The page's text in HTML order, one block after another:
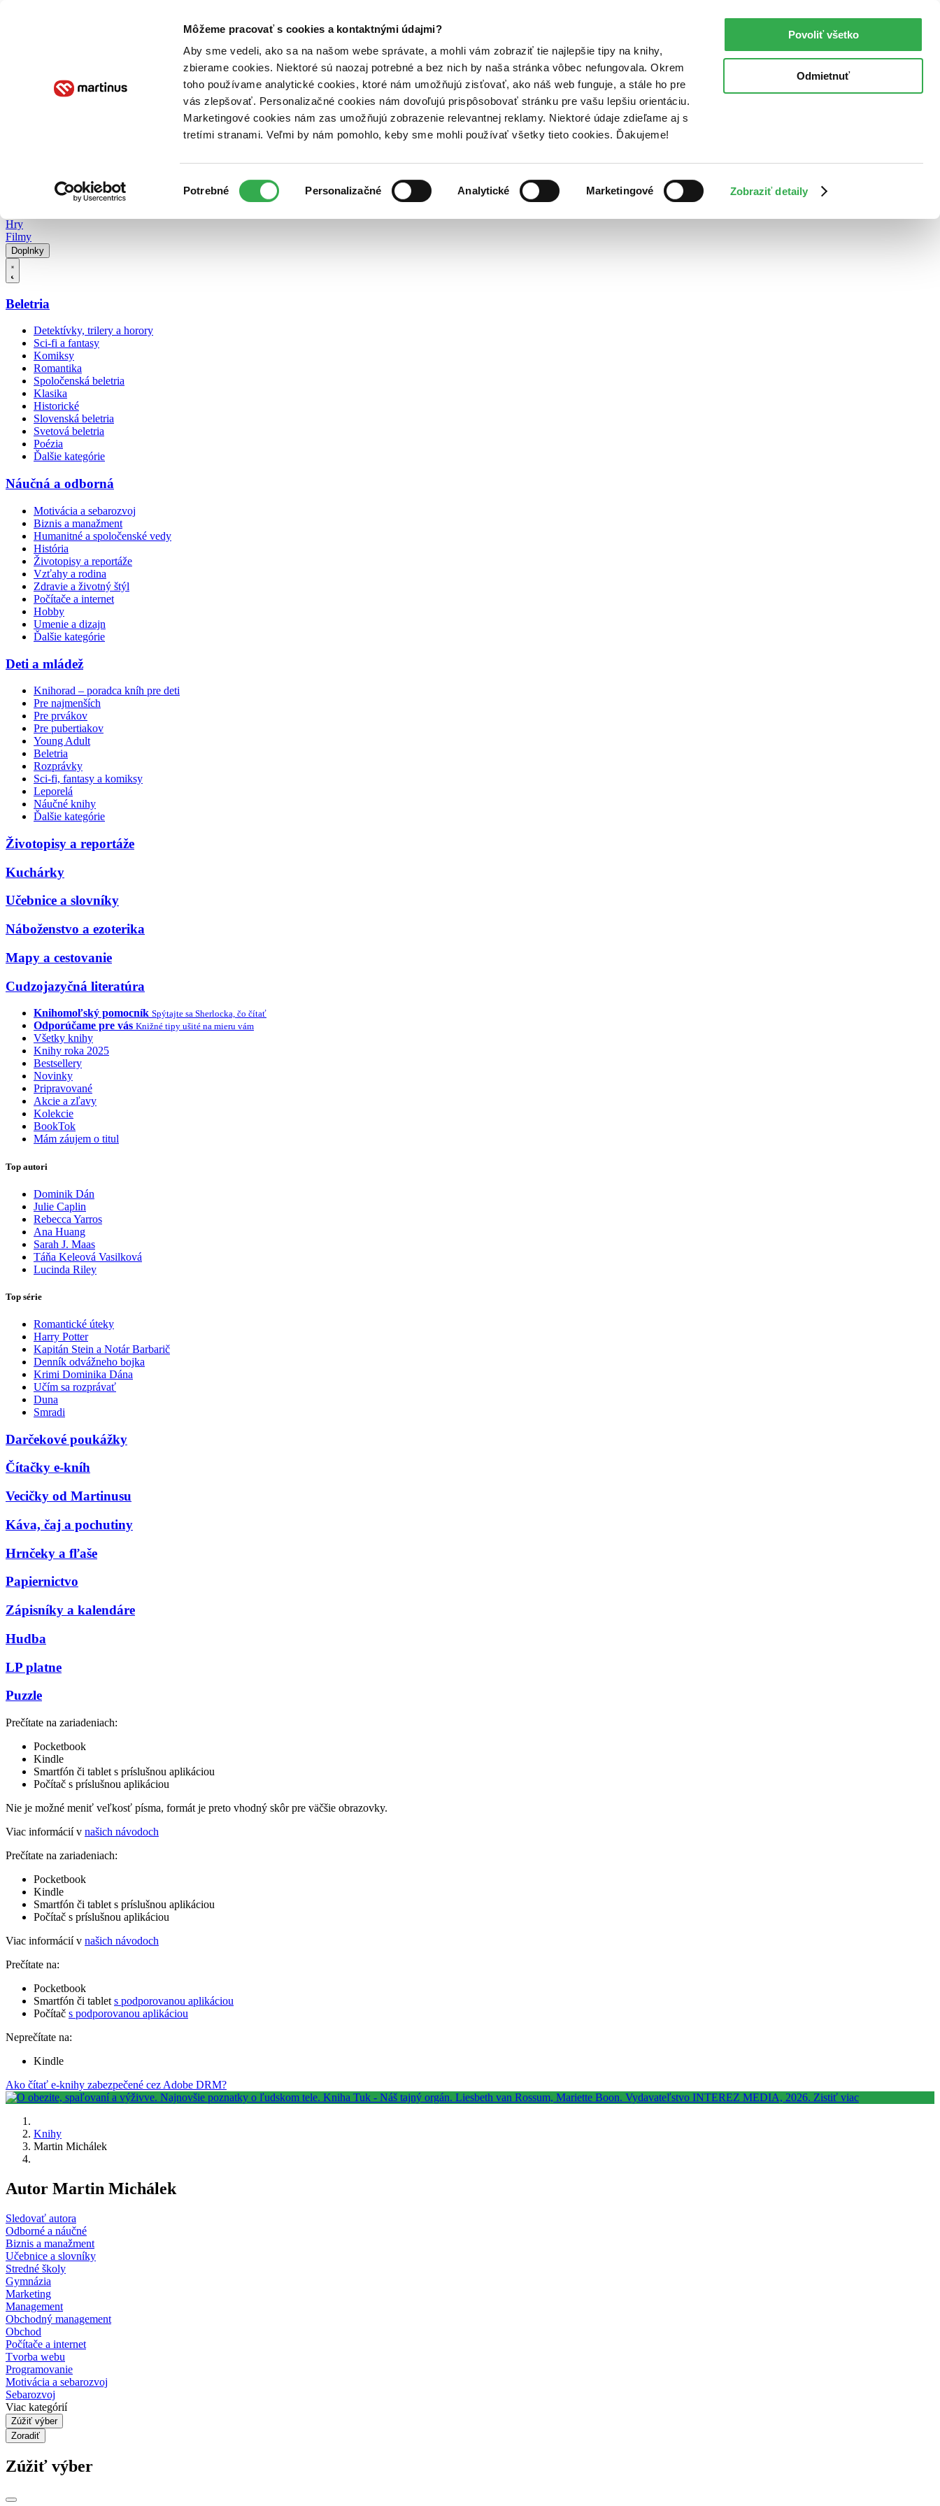
Môžeme pracovať s cookies a kontaktnými údajmi?
Aby sme vedeli, ako sa na našom webe správate, a mohli vám zobraziť tie najlepšie tipy na knihy,
zbierame cookies. Niektoré sú naozaj potrebné a bez nich by naša stránka vôbec nefungovala. Okrem
toho používame analytické cookies, ktoré nám umožňujú zisťovať, ako náš web funguje, a stále ho pre
vás zlepšovať. Personalizačné cookies nám dovoľujú prispôsobovať stránku pre vašu lepšiu orientáciu.
Marketingové cookies nám zas umožňujú zobrazenie relevantnej reklamy. Niektoré údaje zdieľame aj s
tretími stranami. Veľmi by nám pomohlo, keby sme mohli používať všetky tieto cookies. Ďakujeme!
súhlasu
Potrebné Personalizačné Analytické Marketingové Zobraziť detaily
Povoliť všetko
Odmietnuť
Poukážky Kontakt
Hry
Filmy
Doplnky
Beletria
Detektívky, trilery a horory
Sci-fi a fantasy
Komiksy
Romantika
Spoločenská beletria
Klasika
Historické
Slovenská beletria
Svetová beletria
Poézia
Ďalšie kategórie
Náučná a odborná
Motivácia a sebarozvoj
Biznis a manažment
Humanitné a spoločenské vedy
História
Životopisy a reportáže
Vzťahy a rodina
Zdravie a životný štýl
Počítače a internet
Hobby
Umenie a dizajn
Ďalšie kategórie
Deti a mládež
Knihorad – poradca kníh pre deti
Pre najmenších
Pre prvákov
Pre pubertiakov
Young Adult
Beletria
Rozprávky
Sci-fi, fantasy a komiksy
Leporelá
Náučné knihy
Ďalšie kategórie
Životopisy a reportáže
Kuchárky
Učebnice a slovníky
Náboženstvo a ezoterika
Mapy a cestovanie
Cudzojazyčná literatúra
Knihomoľský pomocník Spýtajte sa Sherlocka, čo čítať
Odporúčame pre vás Knižné tipy ušité na mieru vám
Všetky knihy
Knihy roka 2025
Bestsellery
Novinky
Pripravované
Akcie a zľavy
Kolekcie
BookTok
Mám záujem o titul
Top autori
Dominik Dán
Julie Caplin
Rebecca Yarros
Ana Huang
Sarah J. Maas
Táňa Keleová Vasilková
Lucinda Riley
Top série
Romantické úteky
Harry Potter
Kapitán Stein a Notár Barbarič
Denník odvážneho bojka
Krimi Dominika Dána
Učím sa rozprávať
Duna
Smradi
Darčekové poukážky
Čítačky e-kníh
Vecičky od Martinusu
Káva, čaj a pochutiny
Hrnčeky a fľaše
Papiernictvo
Zápisníky a kalendáre
Hudba
LP platne
Puzzle
Prečítate na zariadeniach:
Pocketbook
Kindle
Smartfón či tablet s príslušnou aplikáciou
Počítač s príslušnou aplikáciou
Nie je možné meniť veľkosť písma, formát je preto vhodný skôr pre väčšie obrazovky.
Viac informácií v našich návodoch
Prečítate na zariadeniach:
Pocketbook
Kindle
Smartfón či tablet s príslušnou aplikáciou
Počítač s príslušnou aplikáciou
Viac informácií v našich návodoch
Prečítate na:
Pocketbook
Smartfón či tablet s podporovanou aplikáciou
Počítač s podporovanou aplikáciou
Neprečítate na:
Kindle
Ako čítať e-knihy zabezpečené cez Adobe DRM?
Knihy
Martin Michálek
Autor Martin Michálek
Sledovať autora
Odborné a náučné
Biznis a manažment
Učebnice a slovníky
Stredné školy
Gymnázia
Marketing
Management
Obchodný management
Obchod
Počítače a internet
Tvorba webu
Programovanie
Motivácia a sebarozvoj
Sebarozvoj
Viac kategórií
Zúžiť výber
Zoradiť
Zúžiť výber